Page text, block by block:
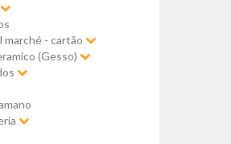
marché - cartão
(Gesso)